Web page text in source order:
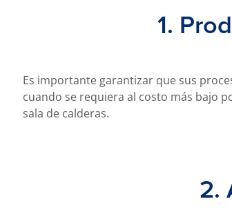
1.
Es importante garantizar que sus
cuando se requiera al costo más bajo
sala de calderas.
2.